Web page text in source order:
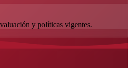
y políticas vigentes.